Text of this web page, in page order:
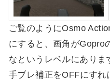
ご覧のようにOsmo
にすると、画角がGopro
なというレベルにありま
手ブレ補正をOFFにす